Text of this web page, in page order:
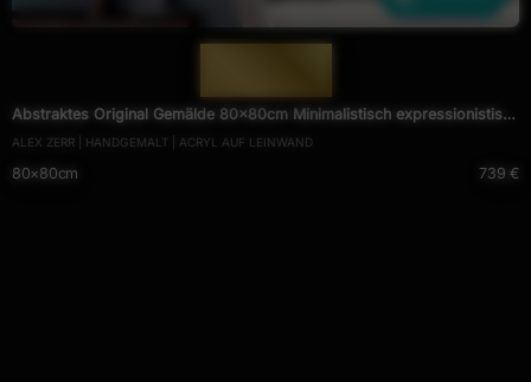
Abstraktes Original Gemälde 80x80cm Minimalistisch expressionistisch
handgefertigt Action Painting schwarz weiss schwarz anthrazit
hochwertig
ALEX ZERR | HANDGEMALT | ACRYL AUF LEINWAND
80×80cm 739 €